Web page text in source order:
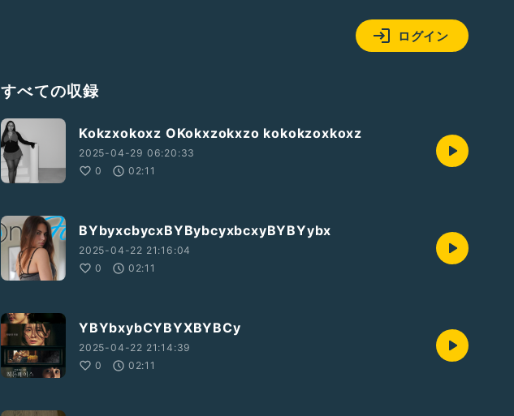
ログイン
すべての収録
Kokzxokoxz OKokxzokxzo kokokzoxkoxz
2025-04-29 06:20:33
0
02:11
BYbyxcbycxBYBybcyxbcxyBYBYybx
2025-04-22 21:16:04
0
02:11
YBYbxybCYBYXBYBCy
2025-04-22 21:14:39
0
02:11